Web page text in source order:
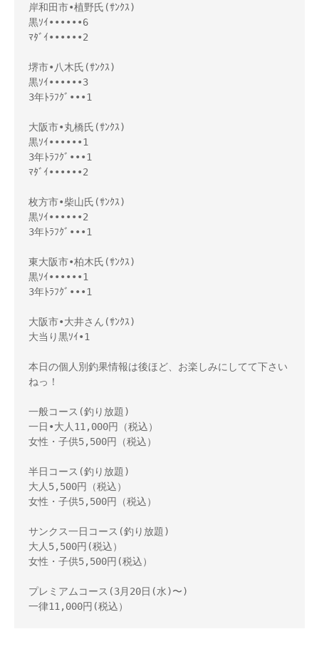
岸和田市•植野氏(ｻﾝｸｽ)
黒ｿｲ••••••6
ﾏﾀﾞｲ••••••2
堺市•八木氏(ｻﾝｸｽ)
黒ｿｲ••••••3
3年ﾄﾗﾌｸﾞ•••1
大阪市•丸橋氏(ｻﾝｸｽ)
黒ｿｲ••••••1
3年ﾄﾗﾌｸﾞ•••1
ﾏﾀﾞｲ••••••2
枚方市•柴山氏(ｻﾝｸｽ)
黒ｿｲ••••••2
3年ﾄﾗﾌｸﾞ•••1
東大阪市•柏木氏(ｻﾝｸｽ)
黒ｿｲ••••••1
3年ﾄﾗﾌｸﾞ•••1
大阪市•大井さん(ｻﾝｸｽ)
大当り黒ｿｲ•1
本日の個人別釣果情報は後ほど、お楽しみにしてて下さい
ねっ！
一般コース(釣り放題)
一日•大人11,000円（税込）
女性・子供5,500円（税込）
半日コース(釣り放題)
大人5,500円（税込）
女性・子供5,500円（税込）
サンクス一日コース(釣り放題)
大人5,500円(税込）
女性・子供5,500円(税込）
プレミアムコース(3月20日(水)〜)
一律11,000円(税込）